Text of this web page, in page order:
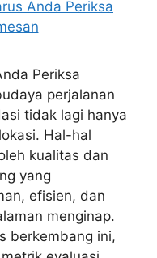
Periksa
perjalanan
tidak lagi hanya
Hal-hal
kualitas dan
yang
efisien, dan
menginap.
berkembang ini,